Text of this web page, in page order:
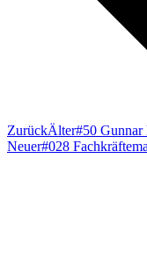
ZurückÄlter#50 Gunnar
Neuer#028